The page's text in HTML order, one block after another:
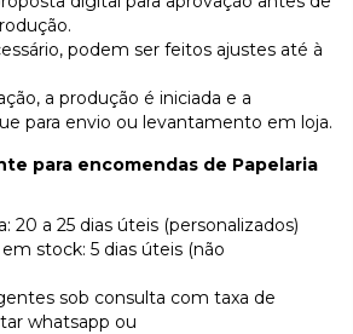
podem ser feitos ajustes até à
a produção é iniciada e a
para envio ou levantamento em loja.
para encomendas de Papelaria
20 a 25 dias úteis (personalizados)
stock: 5 dias úteis (não
sob consulta com taxa de
whatsapp ou